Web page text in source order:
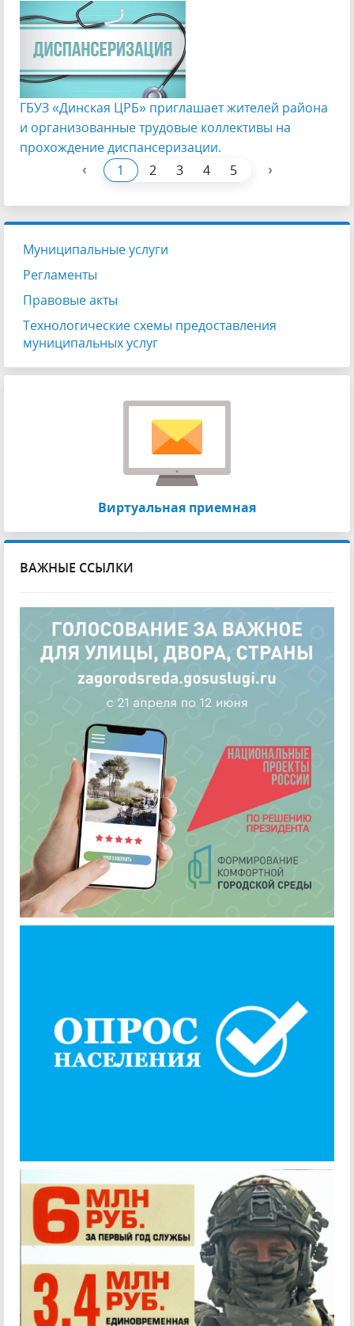
ГБУЗ «Динская ЦРБ» приглашает жителей района
и организованные трудовые коллективы на
прохождение диспансеризации.
‹ 1 2 3 4 5 ›
Муниципальные услуги
Регламенты
Правовые акты
Технологические схемы предоставления
муниципальных услуг
Виртуальная приемная
ВАЖНЫЕ ССЫЛКИ